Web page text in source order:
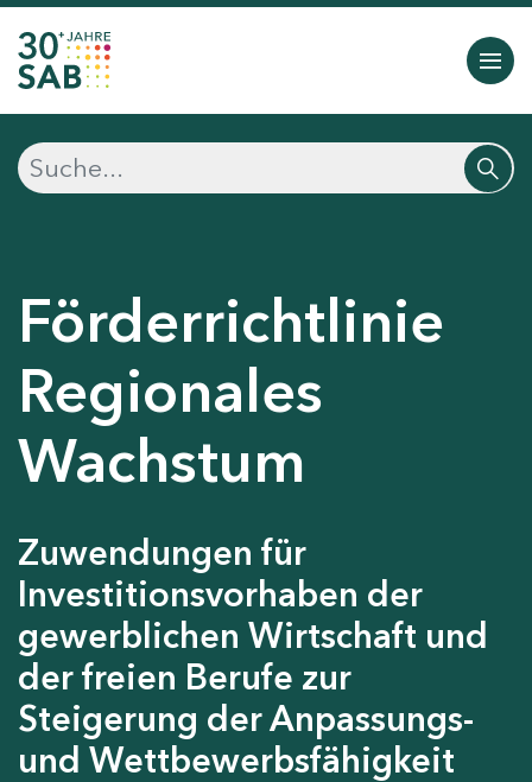
Förderrichtlinie
Regionales
Wachstum
Zuwendungen für
Investitionsvorhaben der
gewerblichen Wirtschaft und
der freien Berufe zur
Steigerung der Anpassungs-
und Wettbewerbsfähigkeit